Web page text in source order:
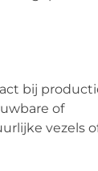
bij
of
vezels